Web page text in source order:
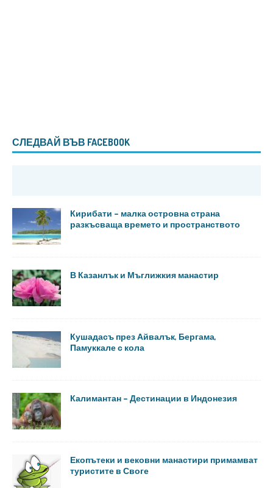
СЛЕДВАЙ ВЪВ FACEBOOK
Кирибати – малка островна страна
разкъсваща времето и пространството
В Казанлък и Мъглижкия манастир
Кушадасъ през Айвалък, Бергама,
Памуккале с кола
Калимантан – Дестинации в Индонезия
Екопътеки и вековни манастири примамват
туристите в Своге